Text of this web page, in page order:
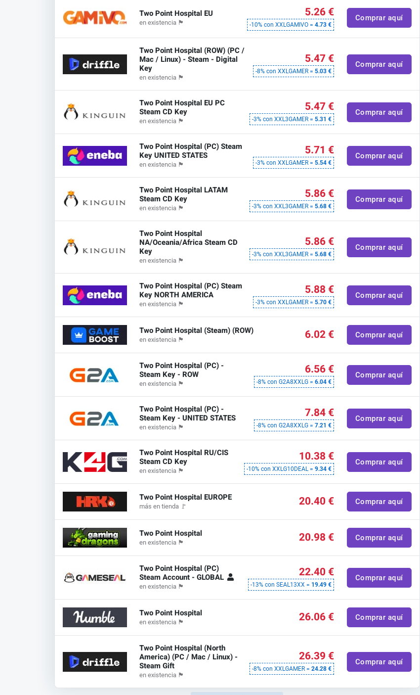
Two Point Hospital EU
en existencia 🏴
5.26 €
-10% con XXLGAMIVO = 4.73 €
Comprar aquí
Two Point Hospital (ROW) (PC /
Mac / Linux) - Steam - Digital
Key
en existencia 🏴
5.47 €
-8% con XXLGAMER = 5.03 €
Comprar aquí
Two Point Hospital EU PC
Steam CD Key
en existencia 🏴
5.47 €
-3% con XXL3GAMER = 5.31 €
Comprar aquí
Two Point Hospital (PC) Steam
Key UNITED STATES
en existencia 🏴
5.71 €
-3% con XXLGAMER = 5.54 €
Comprar aquí
Two Point Hospital LATAM
Steam CD Key
en existencia 🏴
5.86 €
-3% con XXL3GAMER = 5.68 €
Comprar aquí
Two Point Hospital
NA/Oceania/Africa Steam CD
Key
en existencia 🏴
5.86 €
-3% con XXL3GAMER = 5.68 €
Comprar aquí
Two Point Hospital (PC) Steam
Key NORTH AMERICA
en existencia 🏴
5.88 €
-3% con XXLGAMER = 5.70 €
Comprar aquí
Two Point Hospital (Steam) (ROW)
en existencia 🏴 6.02 € Comprar aquí
Two Point Hospital (PC) -
Steam Key - ROW
en existencia 🏴
6.56 €
-8% con G2A8XXLG = 6.04 €
Comprar aquí
Two Point Hospital (PC) -
Steam Key - UNITED STATES
en existencia 🏴
7.84 €
-8% con G2A8XXLG = 7.21 €
Comprar aquí
Two Point Hospital RU/CIS
Steam CD Key
en existencia 🏴
10.38 €
-10% con XXLG10DEAL = 9.34 €
Comprar aquí
Two Point Hospital EUROPE
más en tienda 🚩 20.40 € Comprar aquí
Two Point Hospital
en existencia 🏴 20.98 € Comprar aquí
Two Point Hospital (PC)
Steam Account - GLOBAL
en existencia 🏴
22.40 €
-13% con SEAL13XX = 19.49 €
Comprar aquí
Two Point Hospital
en existencia 🏴 26.06 € Comprar aquí
Two Point Hospital (North
America) (PC / Mac / Linux) -
Steam Gift
en existencia 🏴
26.39 €
-8% con XXLGAMER = 24.28 €
Comprar aquí